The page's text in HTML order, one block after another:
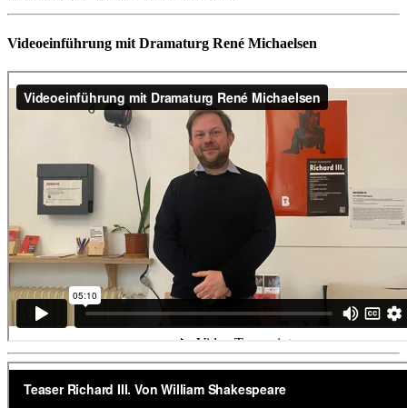
Videoeinführung mit Dramaturg René Michaelsen